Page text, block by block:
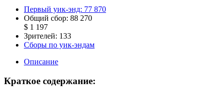
Первый уик-энд: 77 870
Общий сбор: 88 270
$ 1 197
Зрителей: 133
Сборы по уик-эндам
Описание
Краткое содержание: